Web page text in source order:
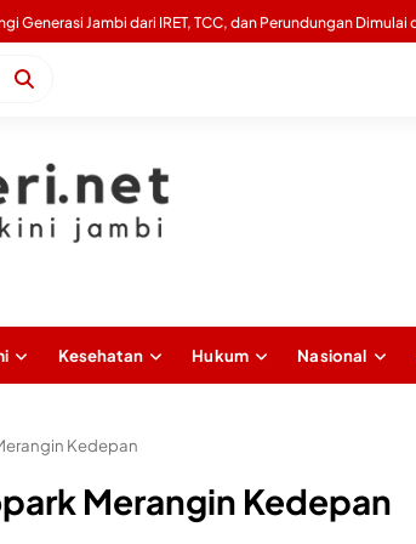
Kesehatan Hukum Nasional
Kedepan
Merangin Kedepan